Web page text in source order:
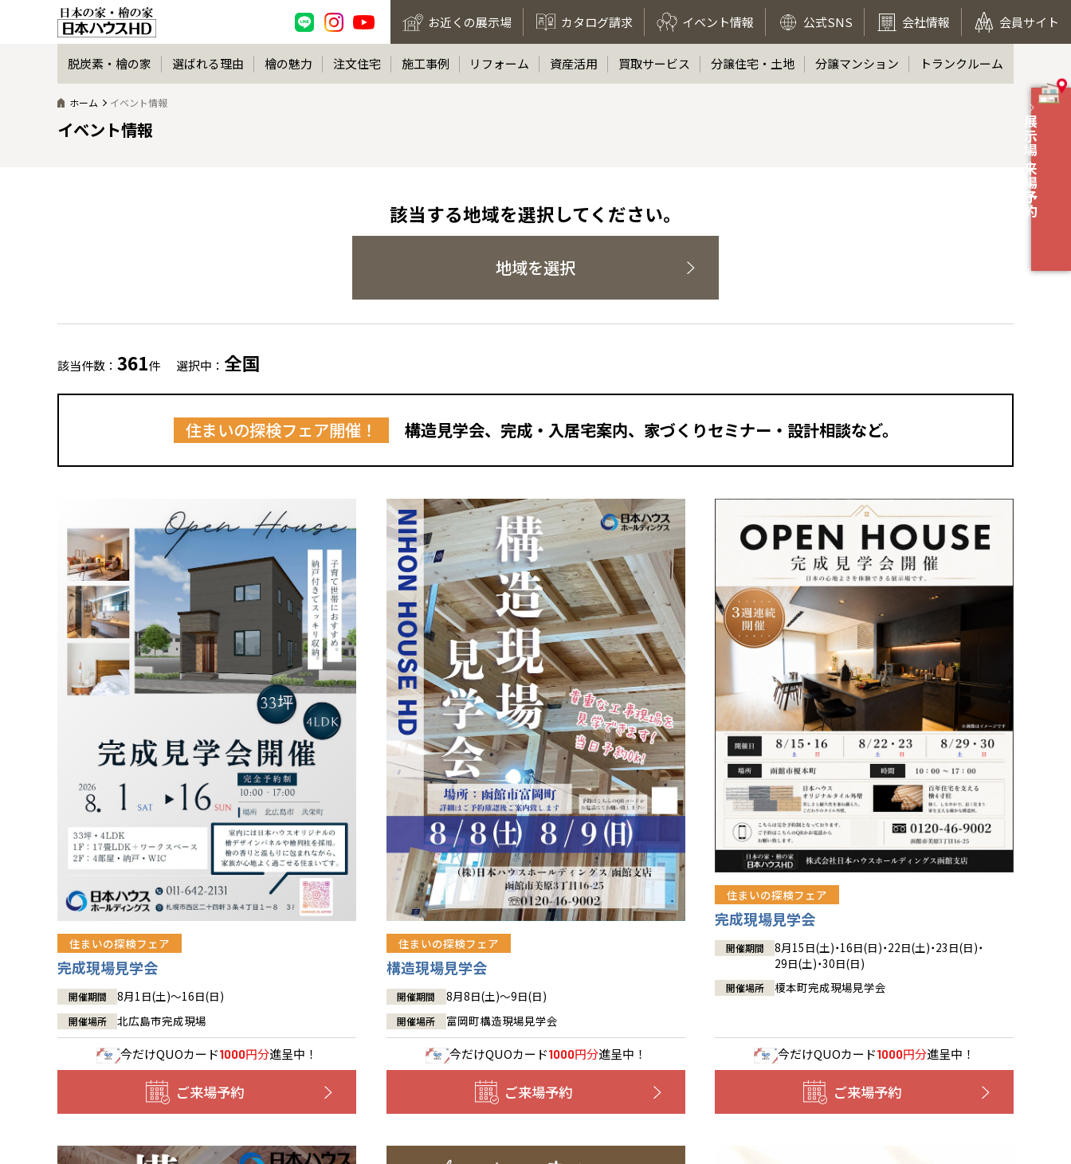
お近くの展示場 カタログ請求 イベント情報 公式SNS 会社情報 会員サイト
展示場 来場予約
脱炭素・檜の家 選ばれる理由 檜の魅力 注文住宅 施工事例 リフォーム 資産活用 買取サービス 分譲住宅・土地 分譲マンション トランクルーム
ホーム イベント情報
イベント情報
該当する地域を選択してください。
地域を選択
該当件数： 361件 選択中： 全国
住まいの探検フェア開催！ 構造見学会、完成・入居宅案内、家づくりセミナー・設計相談など。
住まいの探検フェア
完成現場見学会
開催期間 8月1日(土)～16日(日)
開催場所 北広島市完成現場
今だけQUOカード1000円分進呈中！
ご来場予約
住まいの探検フェア
構造現場見学会
開催期間 8月8日(土)～9日(日)
開催場所 富岡町構造現場見学会
今だけQUOカード1000円分進呈中！
ご来場予約
住まいの探検フェア
完成現場見学会
開催期間
8月15日(土)・16日(日)・22日(土)・23日(日)・
29日(土)・30日(日)
開催場所 榎本町完成現場見学会
今だけQUOカード1000円分進呈中！
ご来場予約
全国の展示場
北海道
札幌
道央
道北
東北
青森
秋田
宮城
福島
甲信越・北陸
新潟
富山
石川
福井
関東
神奈川
埼玉
千葉
茨城
栃木
群馬
岐阜
静岡
三重
大阪
京都
兵庫
奈良
滋賀
中国・四国
岡山
香川
愛媛
鳥取
九州
福岡
佐賀
熊本
分譲マンション
※現住所のある都道府県以外の建築予定地の方でも
現住所の有るお近くの展示場又は店舗にお問合せください。
移住の計画の方もご相談対応します。お気軽にご相談ください。
お近くのイベント
北海道
札幌
札幌
小樽
道央
苫小牧千歳
小樽
道北
旭川
道南
函館
室蘭
道東
帯広
釧路
東北
青森県
八戸
青森
秋田県
秋田
岩手県
盛岡
北上
山形県
山形
宮城県
仙台
福島県
郡山
福島
いわき
会津
甲信越・北陸
新潟県
新潟
長岡
甲府
長野県
長野
松本
富山県
富山
石川県
金沢
福井県
福井
関東
東京都
世田谷
八王子
神奈川県
横浜
湘南
相模
埼玉県
埼玉
所沢
千葉県
千葉
茨城県
水戸
栃木県
宇都宮
小山
群馬
伊勢崎
愛知県
名古屋
豊橋
岐阜県
岐阜
静岡県
静岡
浜松
三重県
四日市
大阪府
大阪
京都府
京都
兵庫県
姫路
奈良県
奈良
中国・四国
岡山県
岡山
香川県
高松
愛媛県
九州
福岡県
福岡
佐賀県
佐賀
熊本県
熊本
大分県
大分
宮崎